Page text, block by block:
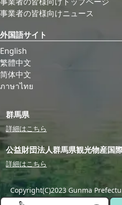
事業者の皆様向けニュース
外国語サイト
English
繁體中文
简体中文
ภาษาไทย
群馬県
詳細はこちら
公益財団法人群馬県観光物産国
詳細はこちら
Copyright(C)2023 Gunma
Tourism,Local Products &